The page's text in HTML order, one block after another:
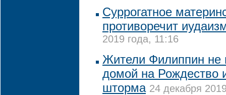
Суррогатное
противоречит
2019 года, 11:16
Жители Филиппин не
домой на Рождество
шторма 24 декабря